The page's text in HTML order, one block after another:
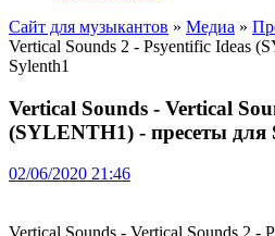
Сайт для музыкантов » Медиа »
Vertical Sounds 2 - Psyentific Ideas
Sylenth1
Vertical Sounds - Vertical
(SYLENTH1) - пресеты для
02/06/2020 21:46